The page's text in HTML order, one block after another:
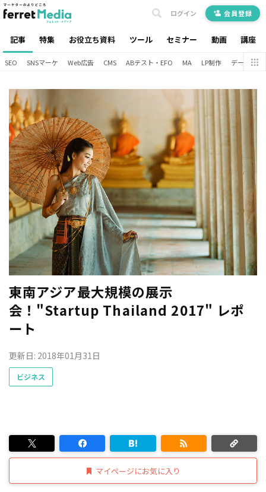
記事 特集 お役立ち資料 ツール セミナー 動画 講座
ログイン 会員登録
SEO SNSマーケ Web広告 CMS ABテスト・EFO MA LP制作 データ分析
東南アジア最大規模の展示
会！"Startup Thailand 2017" レポ
ート
更新日: 2018年01月31日
ビジネス
マイページにお気に入り